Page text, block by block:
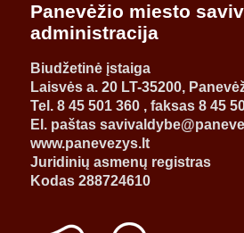
Panevėžio miesto
administracija
Biudžetinė įstaiga
Laisvės a. 20 LT-35200,
Tel. 8 45 501 360 , faksas 8 45
El. paštas
www.panevezys.lt
Juridinių asmenų registras
Kodas 288724610